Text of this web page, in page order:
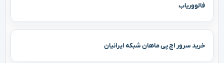
فالووریاب
خرید سرور اچ پی ماهان شبکه ایرانیان